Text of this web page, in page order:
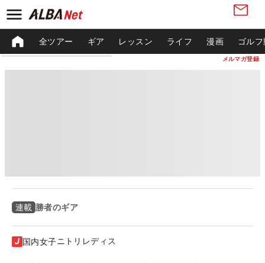
メルマガ登録
全ツアー ギア レッスン ライフ 漫画 ゴル
連載 勝者のギア
国内女子ニトリレディス